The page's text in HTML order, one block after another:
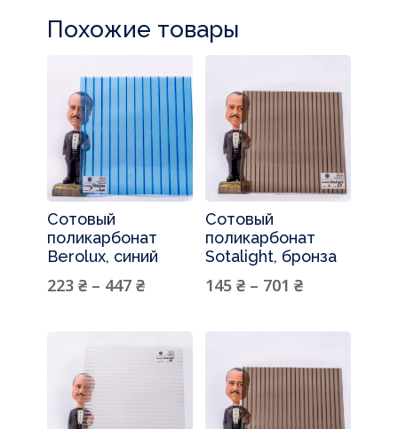
Похожие товары
Сотовый
поликарбонат
Berolux, синий
223 ₴– 447 ₴
Сотовый
поликарбонат
Sotalight, бронза
145 ₴– 701 ₴